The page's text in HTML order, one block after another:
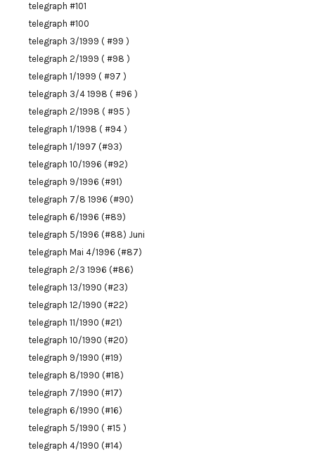
telegraph #101
telegraph #100
telegraph 3/1999 ( #99 )
telegraph 2/1999 ( #98 )
telegraph 1/1999 ( #97 )
telegraph 3/4 1998 ( #96 )
telegraph 2/1998 ( #95 )
telegraph 1/1998 ( #94 )
telegraph 1/1997 (#93)
telegraph 10/1996 (#92)
telegraph 9/1996 (#91)
telegraph 7/8 1996 (#90)
telegraph 6/1996 (#89)
telegraph 5/1996 (#88) Juni
telegraph Mai 4/1996 (#87)
telegraph 2/3 1996 (#86)
telegraph 13/1990 (#23)
telegraph 12/1990 (#22)
telegraph 11/1990 (#21)
telegraph 10/1990 (#20)
telegraph 9/1990 (#19)
telegraph 8/1990 (#18)
telegraph 7/1990 (#17)
telegraph 6/1990 (#16)
telegraph 5/1990 ( #15 )
telegraph 4/1990 (#14)